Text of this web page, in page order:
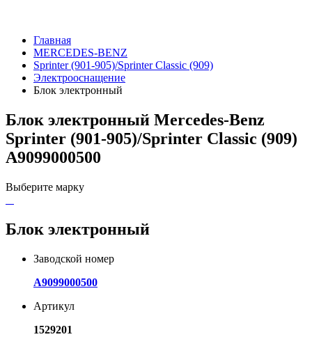
Главная
MERCEDES-BENZ
Sprinter (901-905)/Sprinter Classic (909)
Электрооснащение
Блок электронный
Блок электронный Mercedes-Benz
Sprinter (901-905)/Sprinter Classic (909)
A9099000500
Выберите марку
Блок электронный
Заводской номер
A9099000500
Артикул
1529201